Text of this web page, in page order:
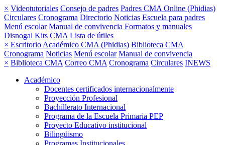
× Videotutoriales Consejo de padres Padres CMA Online (Phidias)
Circulares Cronograma Directorio Noticias Escuela para padres
Menú escolar Manual de convivencia Formatos y manuales
Disnogal Kits CMA Lista de útiles
× Escritorio Académico CMA (Phidias) Biblioteca CMA
Cronograma Noticias Menú escolar Manual de convivencia
× Biblioteca CMA Correo CMA Cronograma Circulares INEWS
Académico
Docentes certificados internacionalmente
Proyección Profesional
Bachillerato Internacional
Programa de la Escuela Primaria PEP
Proyecto Educativo institucional
Bilingüismo
Programas Institucionales